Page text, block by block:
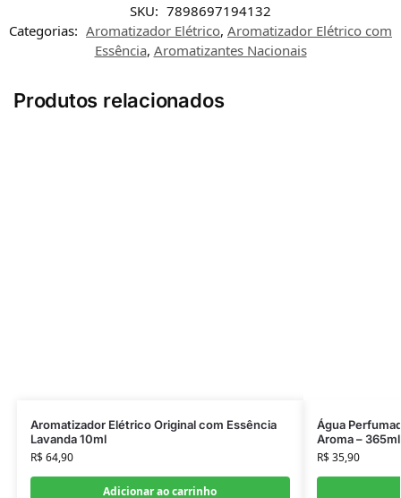
SKU: 7898697194132
Categorias: Aromatizador Elétrico, Aromatizador Elétrico com
Essência, Aromatizantes Nacionais
Produtos relacionados
Aromatizador Elétrico Original com Essência
Lavanda 10ml
R$64,90
Adicionar ao carrinho
Água
Aroma – 365ml
R$35,90